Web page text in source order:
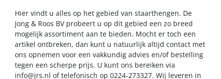
Hier vindt u alles op het gebied van staarthengen. De
Jong & Roos BV probeert u op dit gebied een zo breed
mogelijk assortiment aan te bieden. Mocht er toch een
artikel ontbreken, dan kunt u natuurlijk altijd contact met
ons opnemen voor een vakkundig advies en/of bestelling
tegen een scherpe prijs. U kunt ons bereiken via
info@jrs.nl of telefonisch op 0224-273327. Wij leveren in